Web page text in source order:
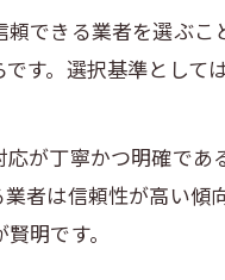
できる業者を選ぶ
す。選択基準とし
が丁寧かつ明確で
者は信頼性が高い
明です。